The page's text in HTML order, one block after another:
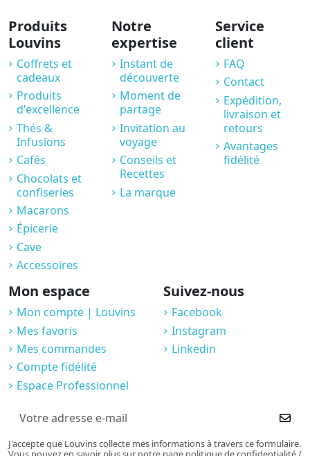
Produits
Louvins
Coffrets et
cadeaux
Produits
d'excellence
Thés &
Infusions
Cafés
Chocolats et
confiseries
Macarons
Épicerie
Cave
Accessoires
Notre
expertise
Instant de
découverte
Moment de
partage
Invitation au
voyage
Conseils et
Recettes
La marque
Service
client
FAQ
Contact
Expédition,
livraison et
retours
Avantages
fidélité
Mon espace
Mon compte | Louvins
Mes favoris
Mes commandes
Compte fidélité
Espace Professionnel
Suivez-nous
Facebook
Instagram
Linkedin
J'accepte que Louvins collecte mes informations à travers ce formulaire.